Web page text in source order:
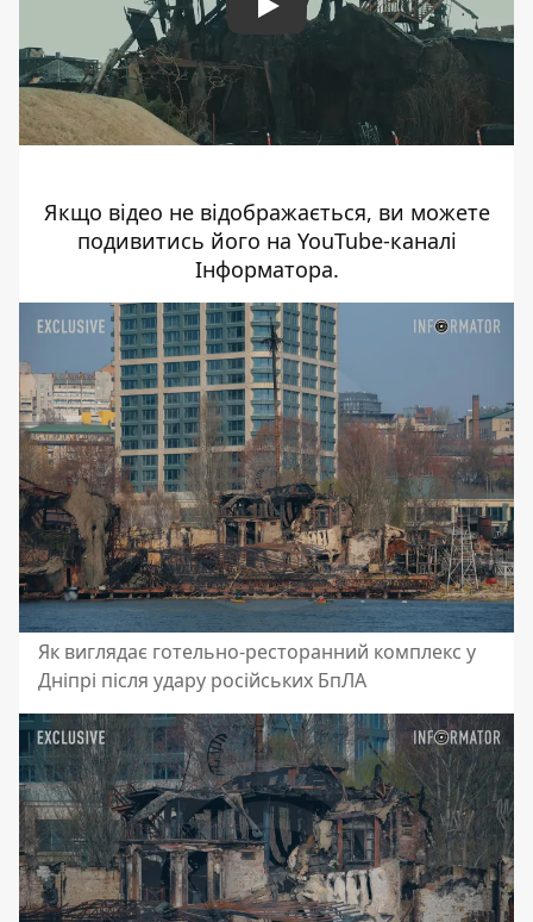
Play
Якщо відео не відображається, ви можете
подивитись його на YouTube-каналі
Інформатора.
Як виглядає готельно-ресторанний комплекс у
Дніпрі після удару російських БпЛА